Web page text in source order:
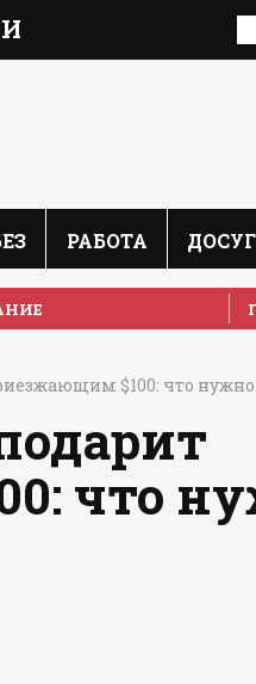
РАБОТА ДОСУГ
$100: что нужно
что